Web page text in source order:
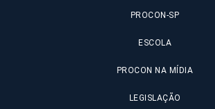
PROCON-SP
ESCOLA
PROCON NA MÍDIA
LEGISLAÇÃO